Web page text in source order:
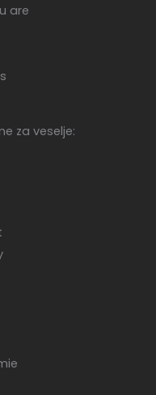
are
za veselje: